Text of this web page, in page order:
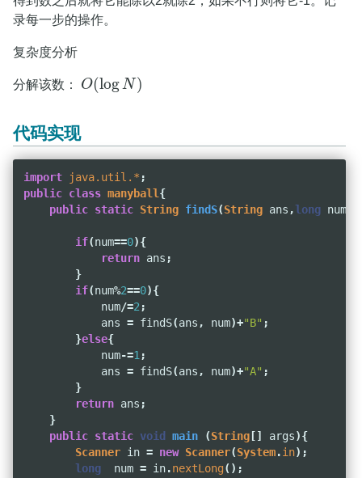
录每一步的操作。
复杂度分析
分解该数： O(logN)
O(logN)
代码实现
import java.util.* ;
public class manyball{
public static String findS(String ans ,long num
if(num==0){
return ans ;
}
if(num%2==0){
num/=2;
ans = findS(ans , num)+"B" ;
}else{
num-=1;
ans = findS(ans , num)+"A" ;
}
return ans ;
}
public static void main (String[] args){
Scanner in = new Scanner(System.in);
long
num = in.nextLong();